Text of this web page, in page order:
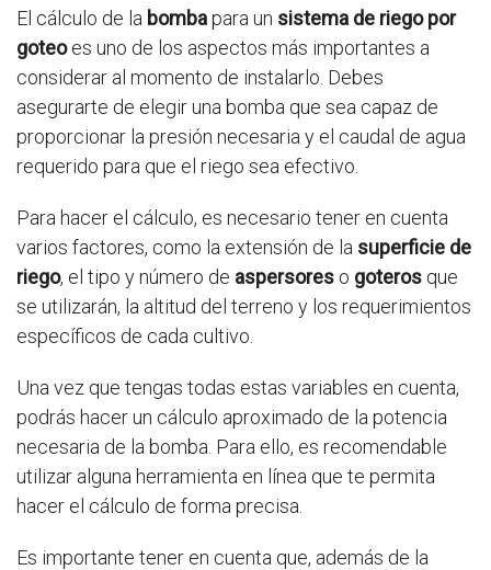
El cálculo de la bombapara un sistema de riego por
goteoes uno de los aspectos más importantes a
considerar al momento de instalarlo. Debes
asegurarte de elegir una bomba que sea capaz de
proporcionar la presión necesaria y el caudal de agua
requerido para que el riego sea efectivo.
Para hacer el cálculo, es necesario tener en cuenta
varios factores, como la extensión de la superficie de
riego, el tipo y número de aspersores o goteros que
se utilizarán, la altitud del terreno y los requerimientos
específicos de cada cultivo.
Una vez que tengas todas estas variables en cuenta,
podrás hacer un cálculo aproximado de la potencia
necesaria de la bomba. Para ello, es recomendable
utilizar alguna herramienta en línea que te permita
hacer el cálculo de forma precisa.
Es importante tener en cuenta que, además de la